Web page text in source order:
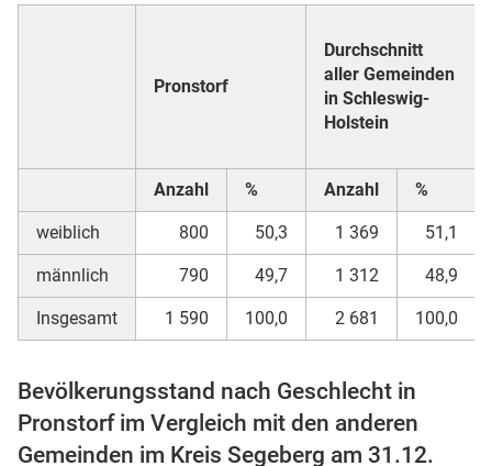
Pronstorf
Durchschnitt
aller Gemeinden
in Schleswig-
Holstein
Anzahl % Anzahl %
weiblich 800 50,3 1 369 51,1
männlich 790 49,7 1 312 48,9
Insgesamt 1 590 100,0 2 681 100,0
Bevölkerungsstand nach Geschlecht in
Pronstorf im Vergleich mit den anderen
Gemeinden im Kreis Segeberg am 31.12.